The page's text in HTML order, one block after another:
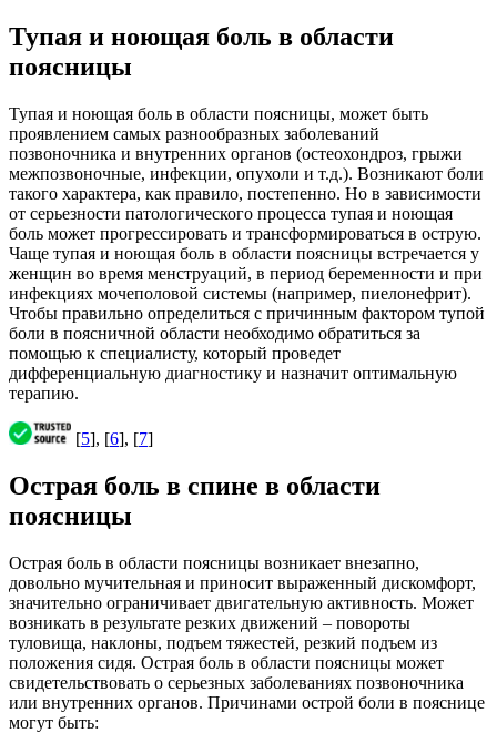
Тупая и ноющая боль в области
поясницы
Тупая и ноющая боль в области поясницы, может быть
проявлением самых разнообразных заболеваний
позвоночника и внутренних органов (остеохондроз, грыжи
межпозвоночные, инфекции, опухоли и т.д.). Возникают боли
такого характера, как правило, постепенно. Но в зависимости
от серьезности патологического процесса тупая и ноющая
боль может прогрессировать и трансформироваться в острую.
Чаще тупая и ноющая боль в области поясницы встречается у
женщин во время менструаций, в период беременности и при
инфекциях мочеполовой системы (например, пиелонефрит).
Чтобы правильно определиться с причинным фактором тупой
боли в поясничной области необходимо обратиться за
помощью к специалисту, который проведет
дифференциальную диагностику и назначит оптимальную
терапию.
[5], [6], [7]
Острая боль в спине в области
поясницы
Острая боль в области поясницы возникает внезапно,
довольно мучительная и приносит выраженный дискомфорт,
значительно ограничивает двигательную активность. Может
возникать в результате резких движений – повороты
туловища, наклоны, подъем тяжестей, резкий подъем из
положения сидя. Острая боль в области поясницы может
свидетельствовать о серьезных заболеваниях позвоночника
или внутренних органов. Причинами острой боли в пояснице
могут быть: